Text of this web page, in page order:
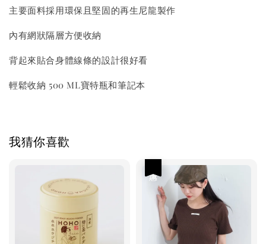
主要面料採用環保且堅固的再生尼龍製作
內有網狀隔層方便收納
背起來貼合身體線條的設計很好看
輕鬆收納 500 ML寶特瓶和筆記本
我猜你喜歡